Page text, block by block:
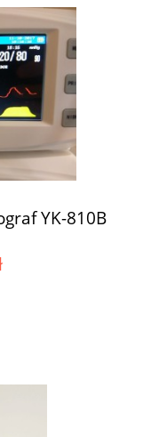
YK-810B